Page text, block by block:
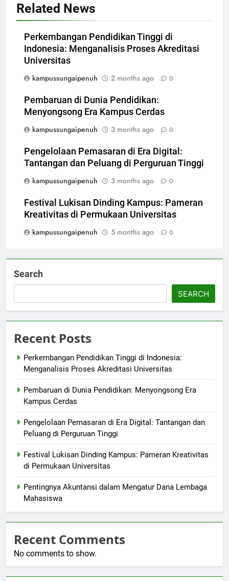
Related News
Perkembangan Pendidikan Tinggi di
Indonesia: Menganalisis Proses Akreditasi
Universitas
kampussungaipenuh
2 months ago 0
Pembaruan di Dunia Pendidikan:
Menyongsong Era Kampus Cerdas
kampussungaipenuh
3 months ago 0
Pengelolaan Pemasaran di Era Digital:
Tantangan dan Peluang di Perguruan Tinggi
kampussungaipenuh
3 months ago 0
Festival Lukisan Dinding Kampus: Pameran
Kreativitas di Permukaan Universitas
kampussungaipenuh
5 months ago 0
Search
SEARCH
Recent Posts
Perkembangan Pendidikan Tinggi di Indonesia:
Menganalisis Proses Akreditasi Universitas
Pembaruan di Dunia Pendidikan: Menyongsong Era
Kampus Cerdas
Pengelolaan Pemasaran di Era Digital: Tantangan dan
Peluang di Perguruan Tinggi
Festival Lukisan Dinding Kampus: Pameran Kreativitas
di Permukaan Universitas
Pentingnya Akuntansi dalam Mengatur Dana Lembaga
Mahasiswa
Recent Comments
No comments to show.